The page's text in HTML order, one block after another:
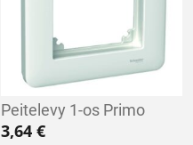
Peitelevy 1-os Primo
3,64€